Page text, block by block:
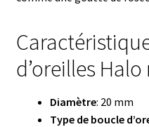
d’oreilles Halo
Diamètre: 20 mm
Type de boucle